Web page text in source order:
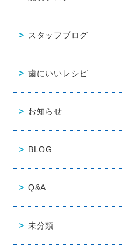
スタッフブログ
歯にいいレシピ
お知らせ
BLOG
Q&A
未分類